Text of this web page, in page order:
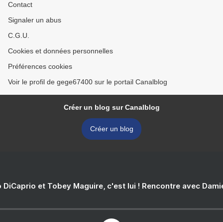
Contact
Signaler un abus
C.G.U.
Cookies et données personnelles
Préférences cookies
Voir le profil de gege67400 sur le portail Canalblog
Créer un blog sur Canalblog
Créer un blog
DiCaprio et Tobey Maguire, c'est lui ! Rencontre avec